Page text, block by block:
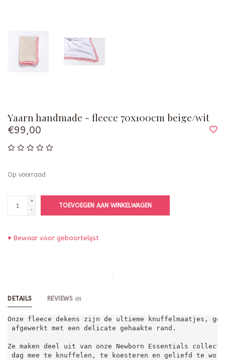
Yaarn handmade - fleece 70x100cm beige/wit
€99,00
Op voorraad
+
-
TOEVOEGEN AAN WINKELWAGEN
♥ Bewaar voor geboortelijst
DETAILS REVIEWS (0)
Onze fleece dekens zijn de ultieme knuffelmaatjes,
afgewerkt met een delicate gehaakte rand.
Ze maken deel uit van onze Newborn Essentials
dag mee te knuffelen, te koesteren en geliefd te